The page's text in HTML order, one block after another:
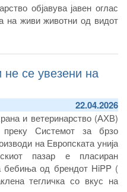
објавува јавен оглас
на живи животни од видот
се увезени на
22.04.2026
и ветеринарство (АХВ)
преку Системот за брзо
на Европската унија
пазар е пласиран
бебиња од брендот HiPP (
тегличка со вкус на